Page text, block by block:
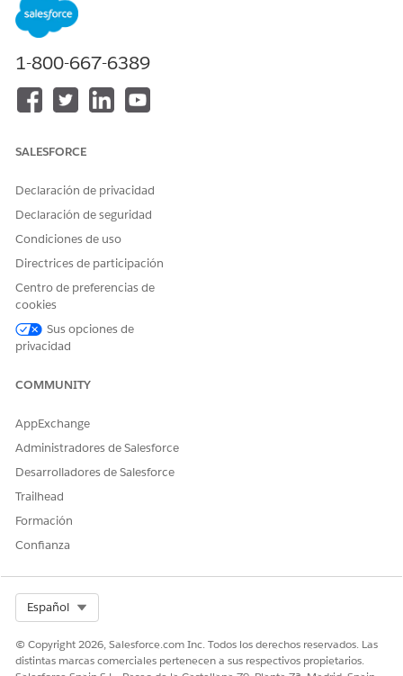
NOTAAparecerá un mensaje de operación correcta en
haber un retraso antes de que el trabajo aparezca
como activo en Actividades de archivo. La duración de
exportan. El proceso puede tardar hasta 30 minutos en
en el sistema.
Descargue el archivo exportado desde la ficha Actividades.
Para repetir o reintentar la descarga, haga clic en el
El tamaño del archivo está limitado por lo que se puede
conexiones de Internet estándar.
un depósito de AWS S3.
NOTA
Si una descarga se detiene debido a un tiempo de espera,
haga clic en
1-800-667-6389
SALESFORCE
Declaración de privacidad
Declaración de seguridad
Condiciones de uso
Directrices de participación
Centro de preferencias de
cookies
Sus opciones de
privacidad
COMMUNITY
AppExchange
Administradores de Salesforce
Desarrolladores de Salesforce
Trailhead
Formación
Confianza
Español
© Copyright 2026, Salesforce.com Inc. Todos los derechos reservados. Las
distintas marcas comerciales pertenecen a sus respectivos propietarios.